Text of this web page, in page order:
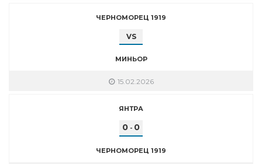
ЧЕРНОМОРЕЦ 1919
VS
МИНЬОР
15.02.2026
ЯНТРА
0 - 0
ЧЕРНОМОРЕЦ 1919